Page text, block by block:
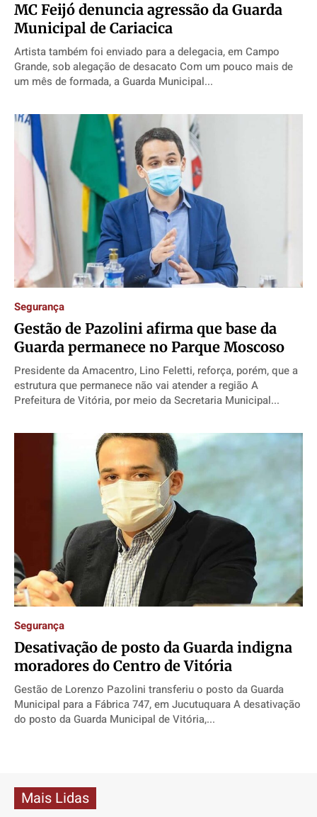
MC Feijó denuncia agressão da Guarda
Municipal de Cariacica
Artista também foi enviado para a delegacia, em Campo
Grande, sob alegação de desacato Com um pouco mais de
um mês de formada, a Guarda Municipal...
Segurança
Gestão de Pazolini afirma que base da
Guarda permanece no Parque Moscoso
Presidente da Amacentro, Lino Feletti, reforça, porém, que a
estrutura que permanece não vai atender a região A
Prefeitura de Vitória, por meio da Secretaria Municipal...
Segurança
Desativação de posto da Guarda indigna
moradores do Centro de Vitória
Gestão de Lorenzo Pazolini transferiu o posto da Guarda
Municipal para a Fábrica 747, em Jucutuquara A desativação
do posto da Guarda Municipal de Vitória,...
Mais Lidas